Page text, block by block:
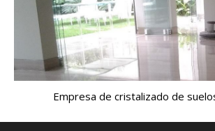
Empresa de cristalizado de